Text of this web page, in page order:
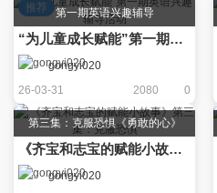
推荐 第一期英语兴趣辅导
“为儿童成长赋能”第一期英语兴趣辅导活动
gongyi020
26-03-31
2080 0
第三集：克服恐惧《勇敢的心》
《齐宝和志宝的赋能小故事》第三集：克服恐惧
gongyi020